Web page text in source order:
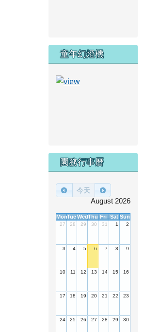
童年幻燈機
園務行事曆
今天
August 2026
MonTueWedThu Fri Sat Sun
27 28 29 30 31 1 2
3 4 5 6 7 8 9
10 11 12 13 14 15 16
17 18 19 20 21 22 23
24 25 26 27 28 29 30